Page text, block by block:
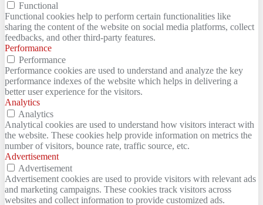
Functional
Functional cookies help to perform certain functionalities like
sharing the content of the website on social media platforms, collect
feedbacks, and other third-party features.
Performance
Performance
Performance cookies are used to understand and analyze the key
performance indexes of the website which helps in delivering a
better user experience for the visitors.
Analytics
Analytics
Analytical cookies are used to understand how visitors interact with
the website. These cookies help provide information on metrics the
number of visitors, bounce rate, traffic source, etc.
Advertisement
Advertisement
Advertisement cookies are used to provide visitors with relevant ads
and marketing campaigns. These cookies track visitors across
websites and collect information to provide customized ads.